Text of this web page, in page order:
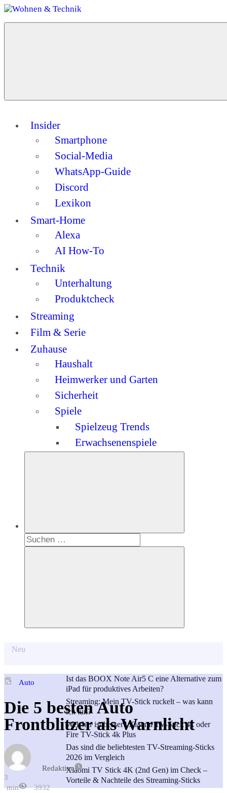
Zum
Insider
Smartphone
Social-Media
WhatsApp-Guide
Discord
Lexikon
Smart-Home
Alexa
AI How-To
Technik
Unterhaltung
Produktcheck
Streaming
Film & Serie
Zuhause
Haushalt
Heimwerker und Garten
Sicherheit
Spiele
Spielzeug Trends
Erwachsenenspiele
Suchen
nach:
Suchen
Neu
Ist das BOOX Note Air5 C eine Alternative zum
iPad für produktives Arbeiten?
Streaming: Mein TV-Stick ruckelt – was kann
ich tun?
Welcher ist besser? Xiaomi TV-Stick 4k oder
Fire TV-Stick 4k Plus
Das sind die beliebtesten TV-Streaming-Sticks
2026 im Vergleich
Xiaomi TV Stick 4K (2nd Gen) im Check –
Vorteile & Nachteile des Streaming-Sticks
Auto
Die 5 besten Auto
Frontblitzer als Warnlicht
Redaktion
3
min
3932